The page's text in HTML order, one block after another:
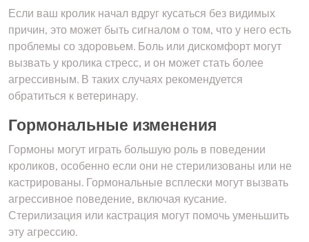
Если ваш кролик начал вдруг кусаться без видимых
причин, это может быть сигналом о том, что у него есть
проблемы со здоровьем. Боль или дискомфорт могут
вызвать у кролика стресс, и он может стать более
агрессивным. В таких случаях рекомендуется
обратиться к ветеринару.
Гормональные изменения
Гормоны могут играть большую роль в поведении
кроликов, особенно если они не стерилизованы или не
кастрированы. Гормональные всплески могут вызвать
агрессивное поведение, включая кусание.
Стерилизация или кастрация могут помочь уменьшить
эту агрессию.